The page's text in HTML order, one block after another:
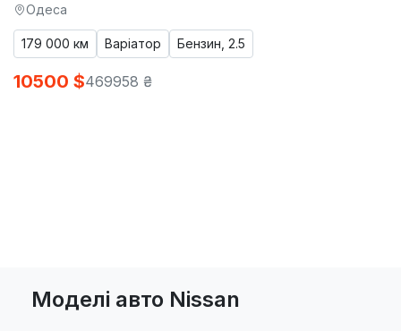
Одеса
179 000 км Варіатор Бензин, 2.5
10500 $469958 ₴
Моделі авто Nissan